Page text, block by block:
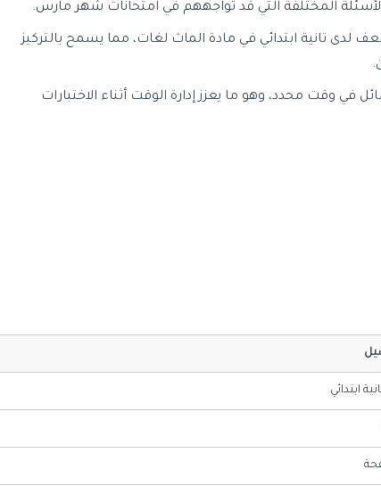
المختلفة التي قد تواجههم في امتحانات شهر مارس.
لدى تانية ابتدائي في مادة الماث لغات، مما يسمح بالتركيز
في وقت محدد، وهو ما يعزز إدارة الوقت أثناء الاختبارات
ابتدائي